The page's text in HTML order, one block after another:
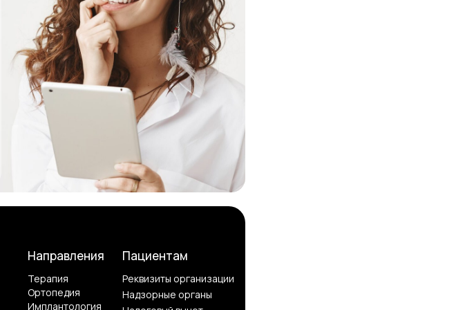
Имплантология
Ортопедия
Терапия
Направления Пациентам
Реквизиты организации
Надзорные органы